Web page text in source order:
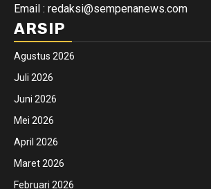
Email : redaksi@sempenanews.com
ARSIP
Agustus 2026
Juli 2026
Juni 2026
Mei 2026
April 2026
Maret 2026
Februari 2026